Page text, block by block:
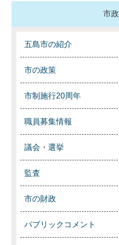
市政
五島市の紹介
市の政策
市制施行20周年
職員募集情報
議会・選挙
監査
市の財政
パブリックコメント